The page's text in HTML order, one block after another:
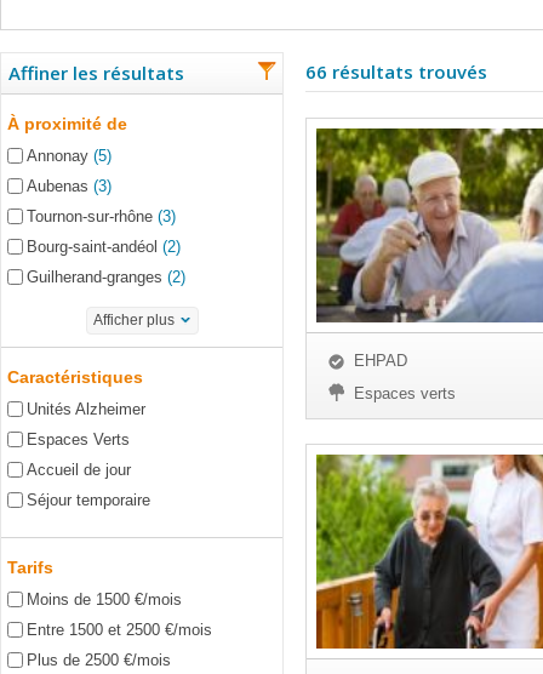
Affiner les résultats
À proximité de
Annonay (5)
Aubenas (3)
Tournon-sur-rhône (3)
Bourg-saint-andéol (2)
Guilherand-granges (2)
Afficher plus
Caractéristiques
Unités Alzheimer
Espaces Verts
Accueil de jour
Séjour temporaire
Tarifs
Moins de 1500 €/mois
Entre 1500 et 2500 €/mois
Plus de 2500 €/mois
66 résultats trouvés
EHPAD
Espaces verts